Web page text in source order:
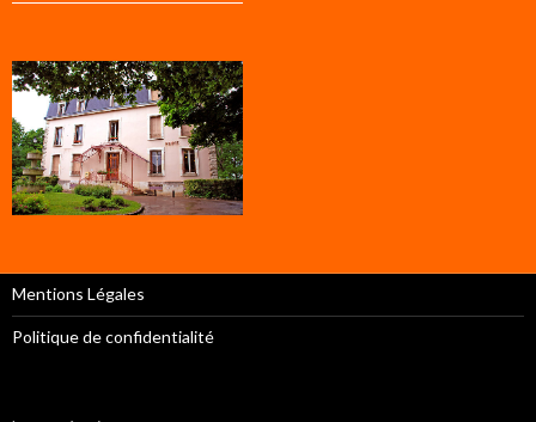
Mentions Légales
Politique de confidentialité